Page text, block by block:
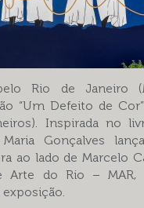
Rio de Janeiro
“Um Defeito de
Inspirada no
Gonçalves
ao lado de Marcelo
Arte do Rio – MAR,